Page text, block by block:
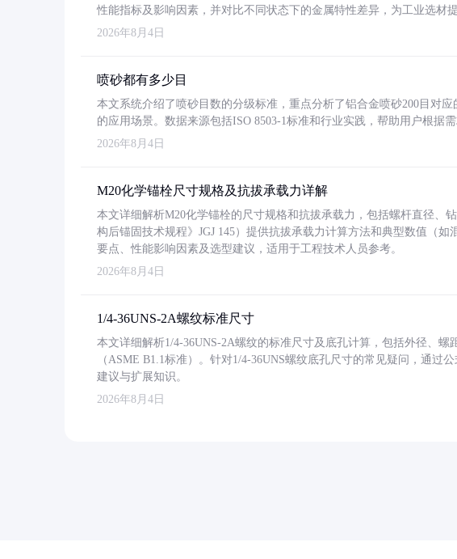
性能指标及影响因素，并对比不同状态下的金属特性差异，为工业选材提
2026年8月4日
喷砂都有多少目
本文系统介绍了喷砂目数的分级标准，重点分析了铝合金喷砂200目对
的应用场景。数据来源包括ISO 8503-1标准和行业实践，帮助用户根据
2026年8月4日
M20化学锚栓尺寸规格及抗拔承载力详解
本文详细解析M20化学锚栓的尺寸规格和抗拔承载力，包括螺杆直径、
构后锚固技术规程》JGJ 145）提供抗拔承载力计算方法和典型数值（
要点、性能影响因素及选型建议，适用于工程技术人员参考。
2026年8月4日
1/4-36UNS-2A螺纹标准尺寸
本文详细解析1/4-36UNS-2A螺纹的标准尺寸及底孔计算，包括外径、
（ASME B1.1标准）。针对1/4-36UNS螺纹底孔尺寸的常见疑问，通过
建议与扩展知识。
2026年8月4日